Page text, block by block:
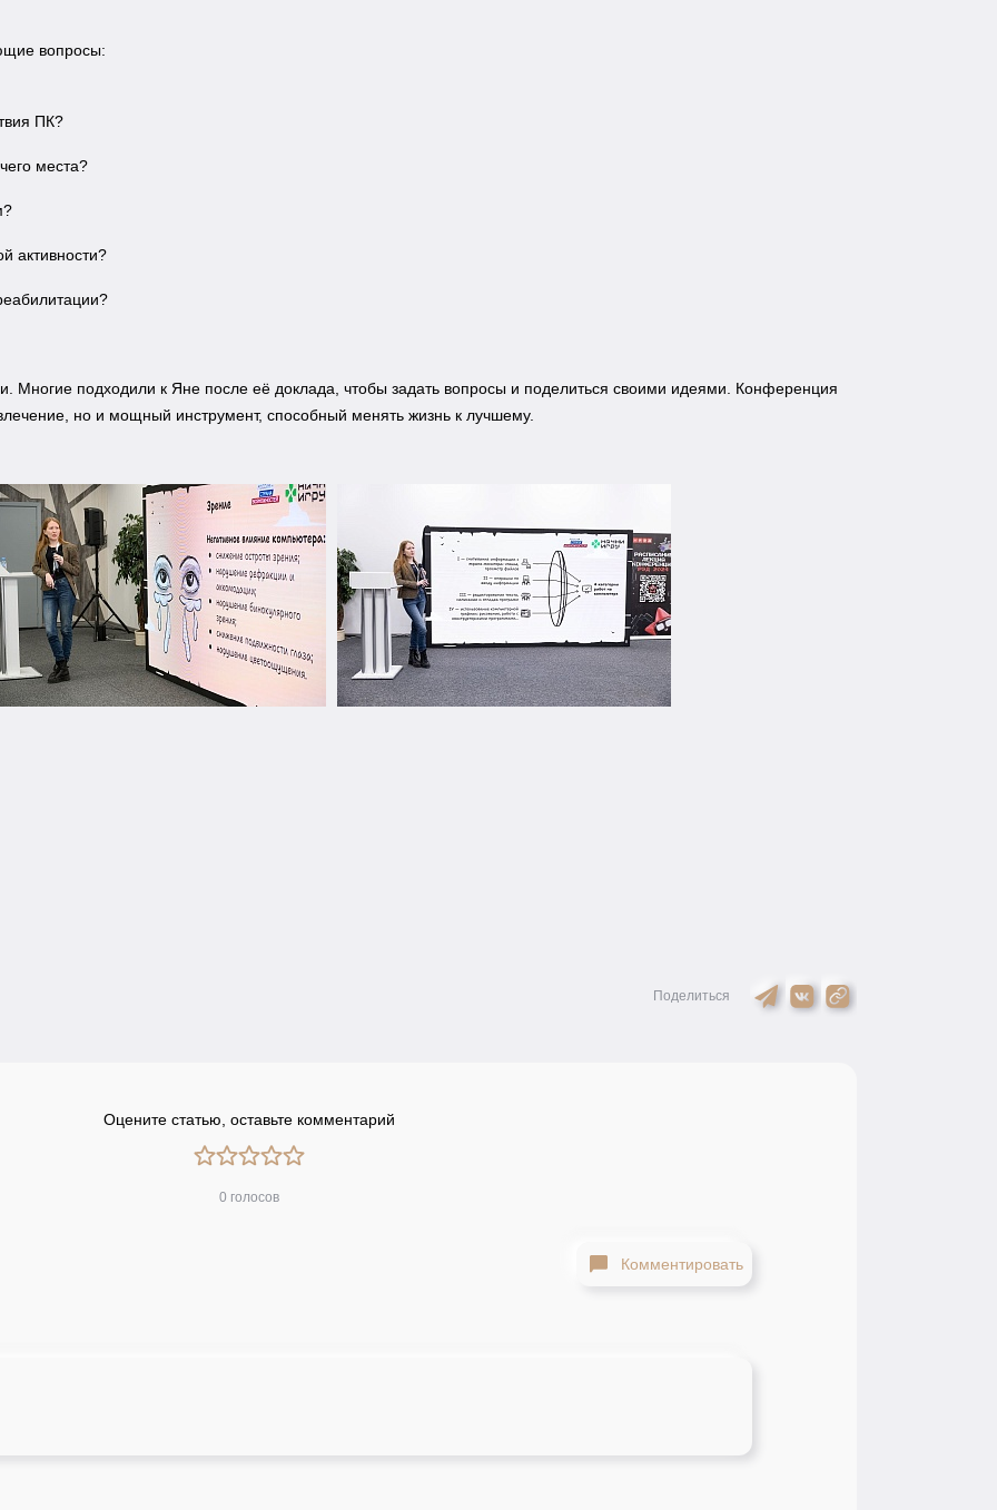
вопросы:
ПК?
места?
активности?
Многие подходили к Яне после её доклада, чтобы задать вопросы и поделиться своими идеями. Конференция
но и мощный инструмент, способный менять жизнь к лучшему.
Поделиться
Оцените статью, оставьте комментарий
0 голосов
Комментировать